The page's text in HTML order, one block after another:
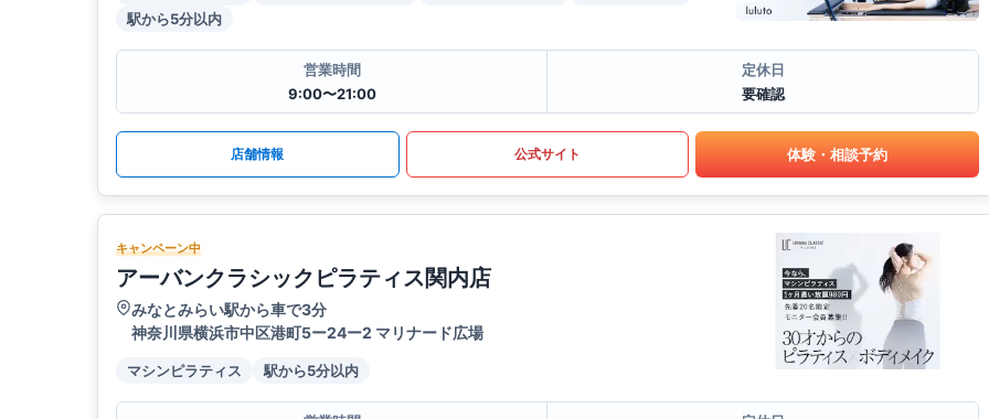
駅から5分以内
営業時間
9:00〜21:00
定休日
要確認
店舗情報 公式サイト 体験・相談予約
キャンペーン中
アーバンクラシックピラティス関内店
みなとみらい駅から車で3分
神奈川県横浜市中区港町5ー24ー2 マリナード広場
マシンピラティス 駅から5分以内